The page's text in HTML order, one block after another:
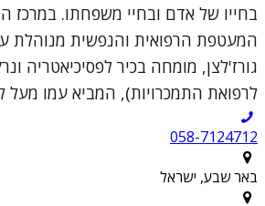
בחייו של אדם ובחיי משפחתו. במרכז
המעטפת הרפואית והנפשית מנוהלת
גורז'לצן, מומחה בכיר לפסיכיאטריה
לרפואת התמכרויות), המביא עמו מעל ל-17 שנות
058-7124712
באר שבע, ישראל